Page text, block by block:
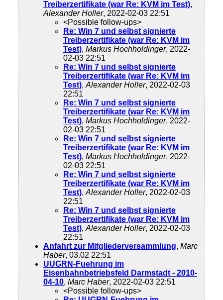
Treiberzertifikate (war Re: KVM im Test),
Alexander Holler, 2022-02-03 22:51
<Possible follow-ups>
Re: Win 7 und selbst signierte
Treiberzertifikate (war Re: KVM im
Test), Markus Hochholdinger, 2022-
02-03 22:51
Re: Win 7 und selbst signierte
Treiberzertifikate (war Re: KVM im
Test), Alexander Holler, 2022-02-03
22:51
Re: Win 7 und selbst signierte
Treiberzertifikate (war Re: KVM im
Test), Markus Hochholdinger, 2022-
02-03 22:51
Re: Win 7 und selbst signierte
Treiberzertifikate (war Re: KVM im
Test), Markus Hochholdinger, 2022-
02-03 22:51
Re: Win 7 und selbst signierte
Treiberzertifikate (war Re: KVM im
Test), Alexander Holler, 2022-02-03
22:51
Re: Win 7 und selbst signierte
Treiberzertifikate (war Re: KVM im
Test), Alexander Holler, 2022-02-03
22:51
Anfahrt zur Mitgliederversammlung, Marc
Haber, 03.02 22:51
UUGRN-Fuehrung im
Eisenbahnbetriebsfeld Darmstadt - 2010-
04-10, Marc Haber, 2022-02-03 22:51
<Possible follow-ups>